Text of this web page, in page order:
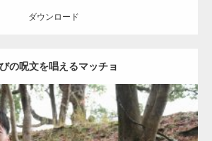
ダウンロード
の呪文を唱えるマッチョ
ネス世界記録…
TV】TBS番組「ひるおび」にてマッスルプ
スが紹介されま…